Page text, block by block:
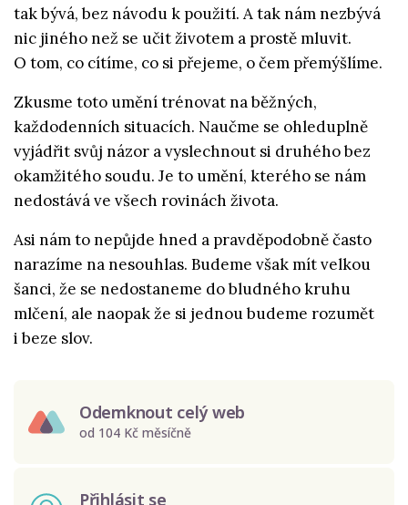
tak bývá, bez návodu k použití. A tak nám nezbývá
nic jiného než se učit životem a prostě mluvit.
O tom, co cítíme, co si přejeme, o čem přemýšlíme.
Zkusme toto umění trénovat na běžných,
každodenních situacích. Naučme se ohleduplně
vyjádřit svůj názor a vyslechnout si druhého bez
okamžitého soudu. Je to umění, kterého se nám
nedostává ve všech rovinách života.
Asi nám to nepůjde hned a pravděpodobně často
narazíme na nesouhlas. Budeme však mít velkou
šanci, že se nedostaneme do bludného kruhu
mlčení, ale naopak že si jednou budeme rozumět
i beze slov.
Odemknout celý web
od 104 Kč měsíčně
Přihlásit se